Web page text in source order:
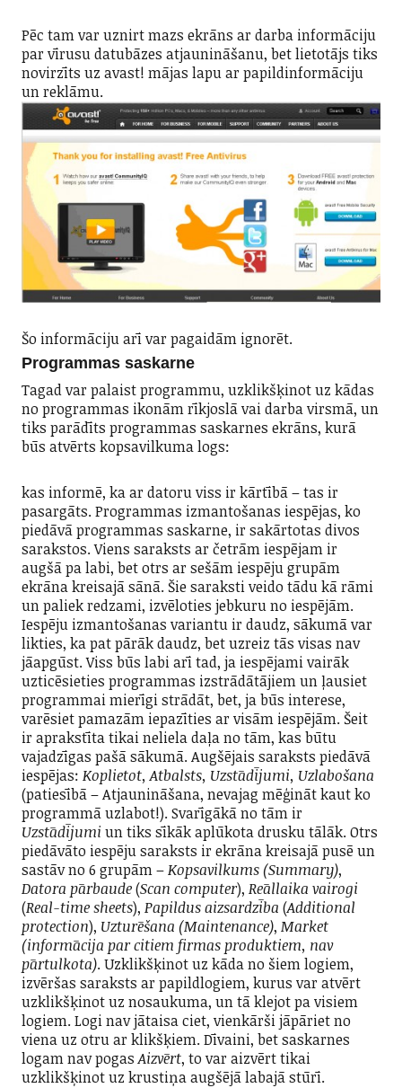
Pēc tam var uznirt mazs ekrāns ar darba informāciju
par vīrusu datubāzes atjaunināšanu, bet lietotājs tiks
novirzīts uz avast! mājas lapu ar papildinformāciju
un reklāmu.
Šo informāciju arī var pagaidām ignorēt.
Programmas saskarne
Tagad var palaist programmu, uzklikšķinot uz kādas
no programmas ikonām rīkjoslā vai darba virsmā, un
tiks parādīts programmas saskarnes ekrāns, kurā
būs atvērts kopsavilkuma logs:
kas informē, ka ar datoru viss ir kārtībā – tas ir
pasargāts. Programmas izmantošanas iespējas, ko
piedāvā programmas saskarne, ir sakārtotas divos
sarakstos. Viens saraksts ar četrām iespējam ir
augšā pa labi, bet otrs ar sešām iespēju grupām
ekrāna kreisajā sānā. Šie saraksti veido tādu kā rāmi
un paliek redzami, izvēloties jebkuru no iespējām.
Iespēju izmantošanas variantu ir daudz, sākumā var
likties, ka pat pārāk daudz, bet uzreiz tās visas nav
jāapgūst. Viss būs labi arī tad, ja iespējami vairāk
uzticēsieties programmas izstrādātājiem un ļausiet
programmai mierīgi strādāt, bet, ja būs interese,
varēsiet pamazām iepazīties ar visām iespējām. Šeit
ir aprakstīta tikai neliela daļa no tām, kas būtu
vajadzīgas pašā sākumā. Augšējais saraksts piedāvā
iespējas: Koplietot, Atbalsts, Uzstādījumi, Uzlabošana
(patiesībā – Atjaunināšana, nevajag mēģināt kaut ko
programmā uzlabot!). Svarīgākā no tām ir
Uzstādījumi un tiks sīkāk aplūkota drusku tālāk. Otrs
piedāvāto iespēju saraksts ir ekrāna kreisajā pusē un
sastāv no 6 grupām –Kopsavilkums (Summary),
Datora pārbaude(Scan computer), Reāllaika vairogi
(Real-time sheets), Papildus aizsardzība (Additional
protection), Uzturēšana (Maintenance), Market
(informācija par citiem firmas produktiem, nav
pārtulkota). Uzklikšķinot uz kāda no šiem logiem,
izvēršas saraksts ar papildlogiem, kurus var atvērt
uzklikšķinot uz nosaukuma, un tā klejot pa visiem
logiem. Logi nav jātaisa ciet, vienkārši jāpāriet no
viena uz otru ar klikšķiem. Dīvaini, bet saskarnes
logam nav pogasAizvērt, to var aizvērt tikai
uzklikšķinot uz krustiņa augšējā labajā stūrī.